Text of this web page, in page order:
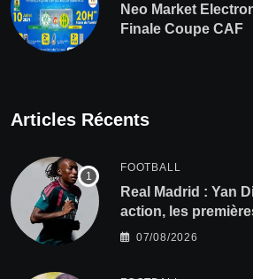
Neo Market
Finale Coupe CAF
Articles Récents
FOOTBALL
Real Madrid : Yan
action, les
07/08/2026